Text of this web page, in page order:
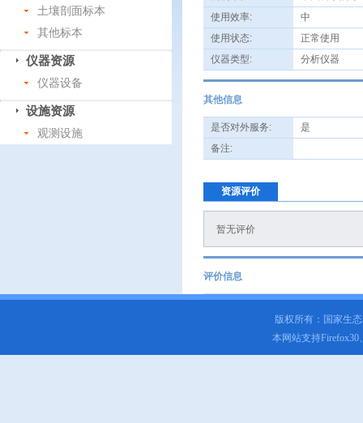
土壤剖面标本
其他标本
仪器资源
仪器设备
设施资源
观测设施
使用效率:
中
使用状态:
正常使用
仪器类型:
分析仪器
其他信息
是否对外服务:
是
备注:
资源评价
暂无评价
评价信息
版权所有：国家生
本网站支持